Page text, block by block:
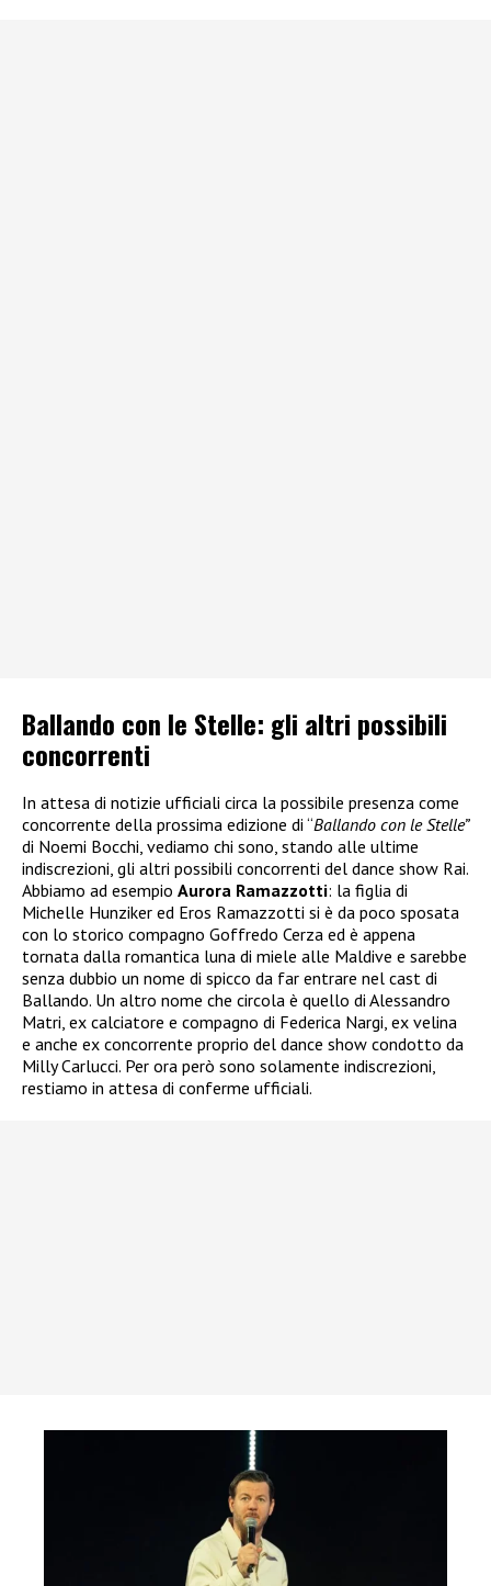
Ballando con le Stelle: gli altri possibili
concorrenti
In attesa di notizie ufficiali circa la possibile presenza come
concorrente della prossima edizione di “Ballando con le Stelle”
di Noemi Bocchi, vediamo chi sono, stando alle ultime
indiscrezioni, gli altri possibili concorrenti del dance show Rai.
Abbiamo ad esempio Aurora Ramazzotti: la figlia di
Michelle Hunziker ed Eros Ramazzotti si è da poco sposata
con lo storico compagno Goffredo Cerza ed è appena
tornata dalla romantica luna di miele alle Maldive e sarebbe
senza dubbio un nome di spicco da far entrare nel cast di
Ballando. Un altro nome che circola è quello di Alessandro
Matri, ex calciatore e compagno di Federica Nargi, ex velina
e anche ex concorrente proprio del dance show condotto da
Milly Carlucci. Per ora però sono solamente indiscrezioni,
restiamo in attesa di conferme ufficiali.